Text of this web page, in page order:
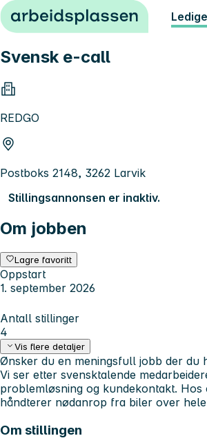
Hopp til innhold
Svensk e-call
REDGO
Postboks 2148, 3262 Larvik
Stillingsannonsen er inaktiv.
Om jobben
Lagre favoritt
Oppstart
1. september 2026
Antall stillinger
4
Vis flere detaljer
Ønsker du en meningsfull jobb der du
Vi ser etter svensktalende
problemløsning og kundekontakt.
håndterer nødanrop fra biler over
Om stillingen